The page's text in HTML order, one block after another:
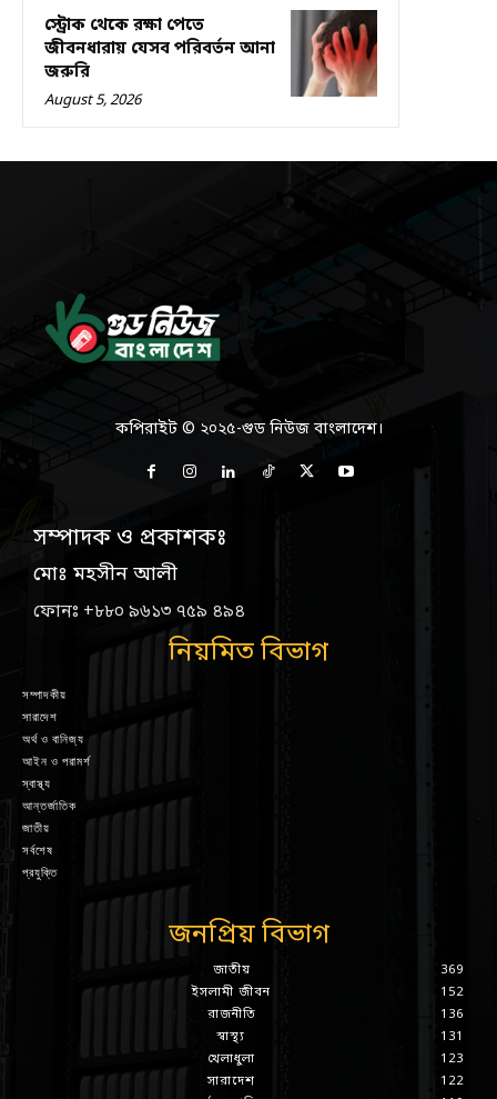
স্ট্রোক থেকে রক্ষা পেতে
জীবনধারায় যেসব পরিবর্তন আনা
জরুরি
August 5, 2026
কপিরাইট © ২০২৫-গুড নিউজ বাংলাদেশ।
সম্পাদক ও প্রকাশকঃ
মোঃ মহসীন আলী
ফোনঃ +৮৮০ ৯৬১৩ ৭৫৯ ৪৯৪
নিয়মিত বিভাগ
সম্পাদকীয়
সারাদেশ
অর্থ ও বানিজ্য
আইন ও পরামর্শ
স্বাস্থ্য
আন্তর্জাতিক
জাতীয়
সর্বশেষ
প্রযুক্তি
জনপ্রিয় বিভাগ
জাতীয়
369
ইসলামী জীবন
152
রাজনীতি
136
স্বাস্থ্য
131
খেলাধুলা
123
সারাদেশ
122